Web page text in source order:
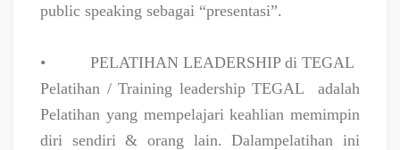
public speaking sebagai “presentasi”.
•
PELATIHAN LEADERSHIP di TEGAL
Pelatihan / Training leadership TEGAL
adalah
Pelatihan yang mempelajari keahlian memimpin
diri sendiri & orang lain. Dalampelatihan ini